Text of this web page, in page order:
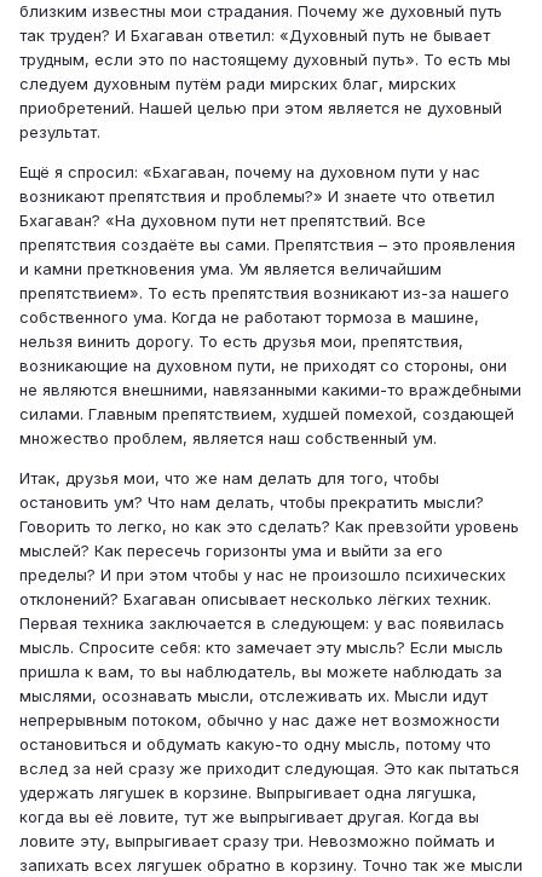
близким известны мои страдания. Почему же духовный путь
так труден? И Бхагаван ответил: «Духовный путь не бывает
трудным, если это по настоящему духовный путь». То есть мы
следуем духовным путём ради мирских благ, мирских
приобретений. Нашей целью при этом является не духовный
результат.
Ещё я спросил: «Бхагаван, почему на духовном пути у нас
возникают препятствия и проблемы?» И знаете что ответил
Бхагаван? «На духовном пути нет препятствий. Все
препятствия создаёте вы сами. Препятствия – это проявления
и камни преткновения ума. Ум является величайшим
препятствием». То есть препятствия возникают из-за нашего
собственного ума. Когда не работают тормоза в машине,
нельзя винить дорогу. То есть друзья мои, препятствия,
возникающие на духовном пути, не приходят со стороны, они
не являются внешними, навязанными какими-то враждебными
силами. Главным препятствием, худшей помехой, создающей
множество проблем, является наш собственный ум.
Итак, друзья мои, что же нам делать для того, чтобы
остановить ум? Что нам делать, чтобы прекратить мысли?
Говорить то легко, но как это сделать? Как превзойти уровень
мыслей? Как пересечь горизонты ума и выйти за его
пределы? И при этом чтобы у нас не произошло психических
отклонений? Бхагаван описывает несколько лёгких техник.
Первая техника заключается в следующем: у вас появилась
мысль. Спросите себя: кто замечает эту мысль? Если мысль
пришла к вам, то вы наблюдатель, вы можете наблюдать за
мыслями, осознавать мысли, отслеживать их. Мысли идут
непрерывным потоком, обычно у нас даже нет возможности
остановиться и обдумать какую-то одну мысль, потому что
вслед за ней сразу же приходит следующая. Это как пытаться
удержать лягушек в корзине. Выпрыгивает одна лягушка,
когда вы её ловите, тут же выпрыгивает другая. Когда вы
ловите эту, выпрыгивает сразу три. Невозможно поймать и
запихать всех лягушек обратно в корзину. Точно так же мысли